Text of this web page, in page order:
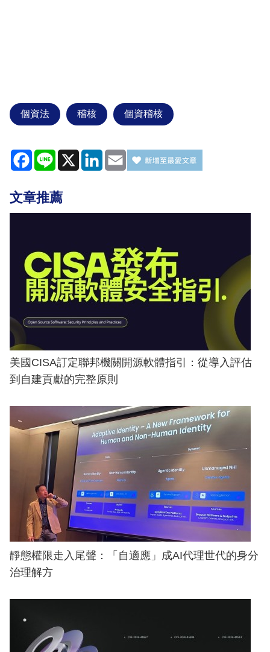
個資法 稽核 個資稽核
Facebook
Line X LinkedIn
Email
文章推薦
美國CISA訂定聯邦機關開源軟體指引：從導入評估
到自建貢獻的完整原則
靜態權限走入尾聲：「自適應」成AI代理世代的身分
治理解方